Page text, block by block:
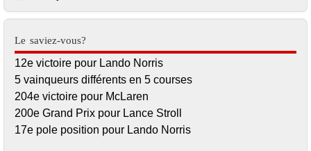
Le saviez-vous?
12e victoire pour Lando Norris
5 vainqueurs différents en 5 courses
204e victoire pour McLaren
200e Grand Prix pour Lance Stroll
17e pole position pour Lando Norris